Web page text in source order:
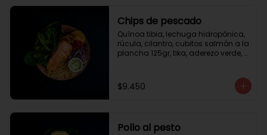
Chips de pescado
Quínoa tibia, lechuga hidropónica,
rúcula, cilantro, cubitos salmón a la
plancha 125gr, tika, aderezo verde,
$9.450
Pollo al pesto